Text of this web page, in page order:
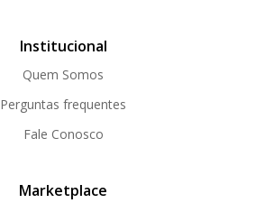
Institucional
Quem Somos
Perguntas frequentes
Fale Conosco
Marketplace